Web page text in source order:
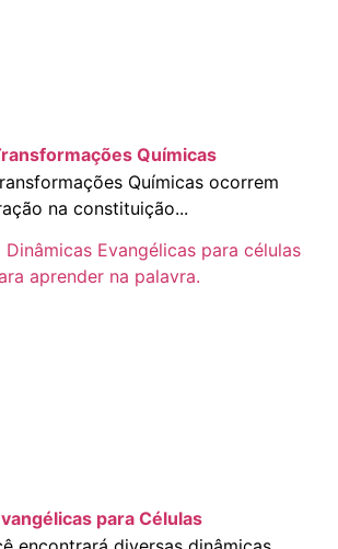
Químicas
Químicas ocorrem
na constituição...
para Células